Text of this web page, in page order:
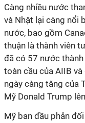
Càng nhiều nước
và Nhật lại càng nổi
nước, bao gồm
thuận là thành viên
đã có 57 nước thành
toàn cầu của AIIB
ngày càng tăng của
Mỹ Donald Trump
Mỹ ban đầu phản